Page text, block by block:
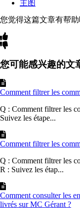
主图
您觉得这篇文章有帮助
您可能感兴趣的文
Comment filtrer les
Q : Comment filtrer les
Suivez les étape...
Comment filtrer les
Q : Comment filtrer les
R : Suivez les étap...
Comment consulter les
livrés sur MC Gérant ?